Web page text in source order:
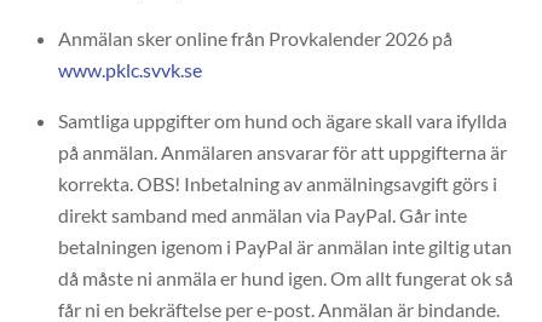
Anmälan sker online från Provkalender 2026 på
www.pklc.svvk.se
Samtliga uppgifter om hund och ägare skall vara ifyllda
på anmälan. Anmälaren ansvarar för att uppgifterna är
korrekta. OBS! Inbetalning av anmälningsavgift görs i
direkt samband med anmälan via PayPal. Går inte
betalningen igenom i PayPal är anmälan inte giltig utan
då måste ni anmäla er hund igen. Om allt fungerat ok så
får ni en bekräftelse per e-post. Anmälan är bindande.